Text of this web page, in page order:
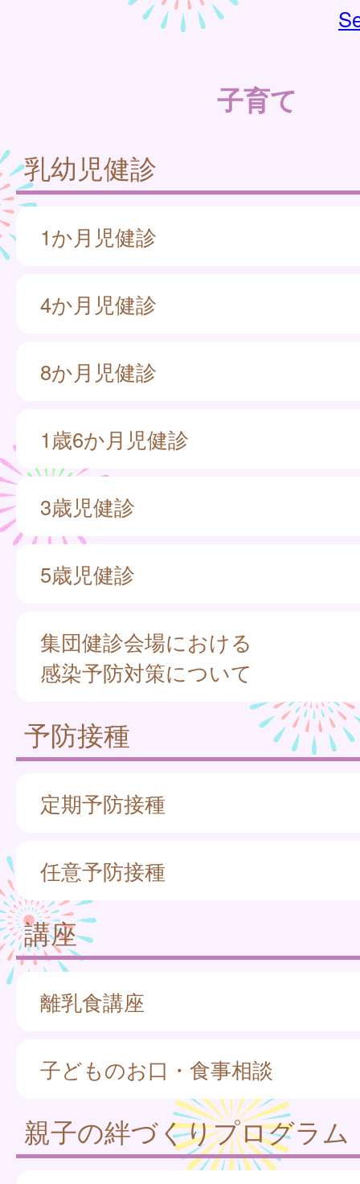
子育て
乳幼児健診
1か月児健診
4か月児健診
8か月児健診
1歳6か月児健診
3歳児健診
5歳児健診
集団健診会場における
感染予防対策について
予防接種
定期予防接種
任意予防接種
講座
離乳食講座
子どものお口・食事相談
親子の絆づくりプログラム